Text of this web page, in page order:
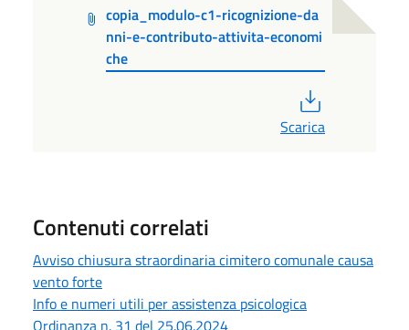
copia_modulo-c1-ricognizione-da
nni-e-contributo-attivita-economi
che
Scarica
Contenuti correlati
Avviso chiusura straordinaria cimitero comunale causa
vento forte
Info e numeri utili per assistenza psicologica
Ordinanza n. 31 del 25.06.2024